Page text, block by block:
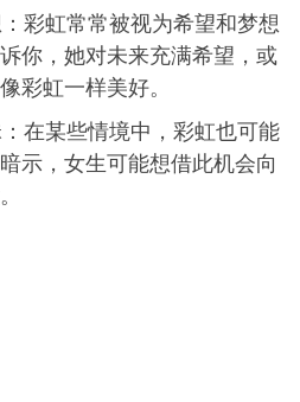
虹常常被视为希望和梦想
你，她对未来充满希望，或
彩虹一样美好。
某些情境中，彩虹也可能
示，女生可能想借此机会向